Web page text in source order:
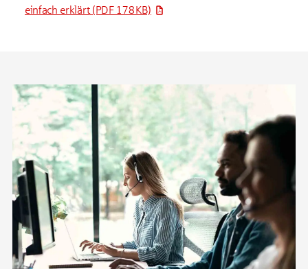
einfach erklärt (PDF 178 KB)